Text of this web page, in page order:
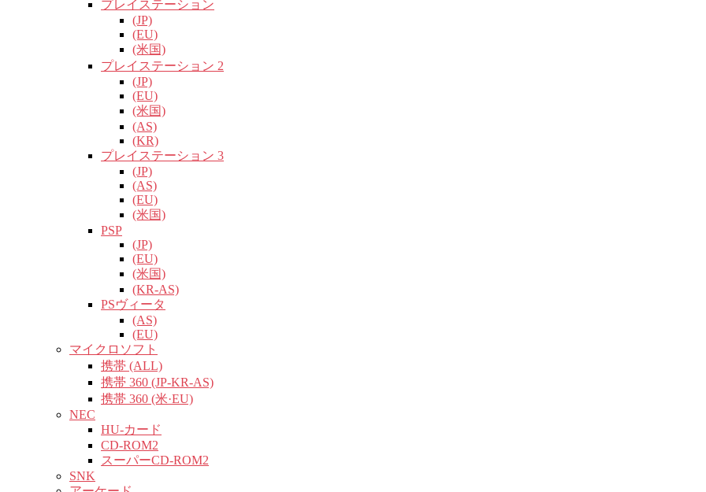
プレイステーション
(JP)
(EU)
(米国)
プレイステーション 2
(JP)
(EU)
(米国)
(AS)
(KR)
プレイステーション 3
(JP)
(AS)
(EU)
(米国)
PSP
(JP)
(EU)
(米国)
(KR-AS)
PSヴィータ
(AS)
(EU)
マイクロソフト
携帯 (ALL)
携帯 360 (JP-KR-AS)
携帯 360 (米·EU)
NEC
HU-カード
CD-ROM2
スーパーCD-ROM2
SNK